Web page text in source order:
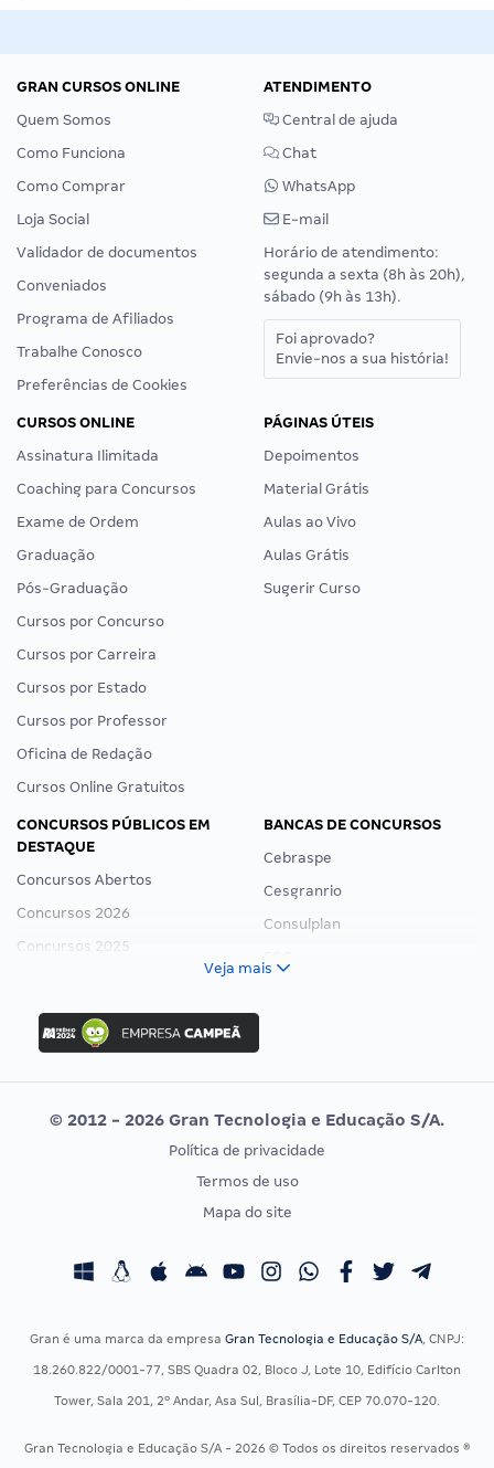
GRAN CURSOS ONLINE
Quem Somos
Como Funciona
Como Comprar
Loja Social
Validador de documentos
Conveniados
Programa de Afiliados
Trabalhe Conosco
Preferências de Cookies
ATENDIMENTO
Central de ajuda
Chat
WhatsApp
E-mail
Horário de atendimento:
segunda a sexta (8h às 20h),
sábado (9h às 13h).
Foi aprovado?
Envie-nos a sua história!
CURSOS ONLINE
Assinatura Ilimitada
Coaching para Concursos
Exame de Ordem
Graduação
Pós-Graduação
Cursos por Concurso
Cursos por Carreira
Cursos por Estado
Cursos por Professor
Oficina de Redação
Cursos Online Gratuitos
PÁGINAS ÚTEIS
Depoimentos
Material Grátis
Aulas ao Vivo
Aulas Grátis
Sugerir Curso
CONCURSOS PÚBLICOS EM
DESTAQUE
Concursos Abertos
Concursos 2026
Concursos 2025
Concurso Ibama
Concurso MPU
Editais publicados
BANCAS DE CONCURSOS
Cebraspe
Cesgranrio
Consulplan
Vunesp
CONCURSOS POR PROFISSÃO
Concursos Fiscais
Concursos Saúde
Residência Multiprofissional
EXAME DE ORDEM
Calendário OAB
Veja mais
© 2012 - 2026 Gran Tecnologia e Educação S/A.
Política de privacidade
Termos de uso
Mapa do site
Gran é uma marca da empresa Gran Tecnologia e Educação S/A, CNPJ:
18.260.822/0001-77, SBS Quadra 02, Bloco J, Lote 10, Edifício Carlton
Tower, Sala 201, 2º Andar, Asa Sul, Brasília-DF, CEP 70.070-120.
Gran Tecnologia e Educação S/A - 2026 © Todos os direitos reservados ®